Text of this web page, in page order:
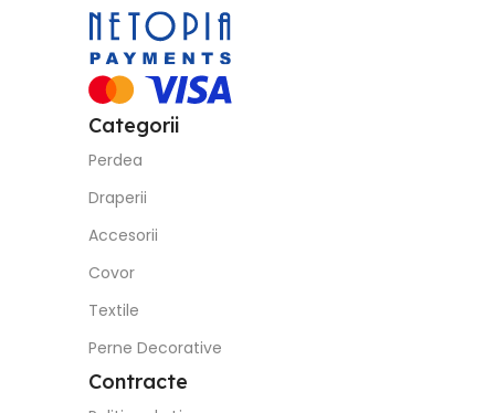
Categorii
Perdea
Draperii
Accesorii
Covor
Textile
Perne Decorative
Contracte